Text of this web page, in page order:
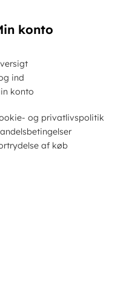
konto
ind
konto
og privatlivspolitik
af køb